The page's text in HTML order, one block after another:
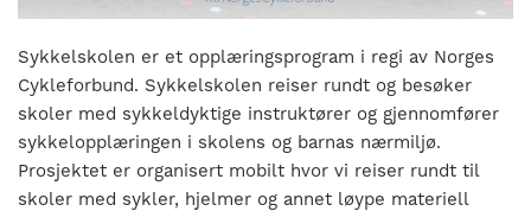
være
liten
idrett
nasjonalt
Sykkelskolen er et opplæringsprogram i regi av Norges
Cykleforbund. Sykkelskolen reiser rundt og besøker
skoler med sykkeldyktige instruktører og gjennomfører
sykkelopplæringen i skolens og barnas nærmiljø.
Prosjektet er organisert mobilt hvor vi reiser rundt til
skoler med sykler, hjelmer og annet løype materiell